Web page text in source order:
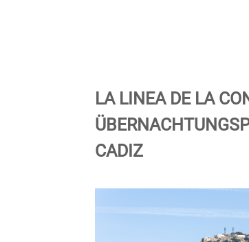
LA LINEA DE LA
CADIZ